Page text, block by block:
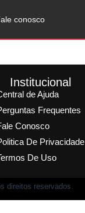
conosco
Institucional
de Ajuda
Frequentes
Conosco
De Privacidade
De Uso
direitos reservados.